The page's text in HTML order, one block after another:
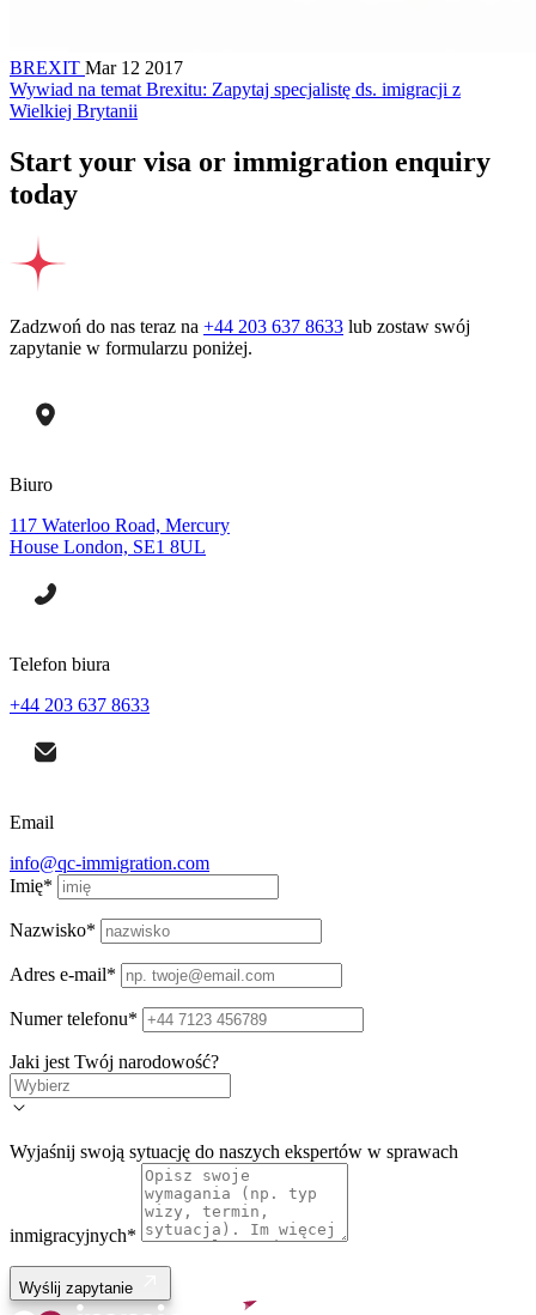
BREXIT Mar 12 2017
Wywiad na temat Brexitu: Zapytaj specjalistę ds. imigracji z
Wielkiej Brytanii
Start your visa or immigration enquiry
today
Zadzwoń do nas teraz na +44 203 637 8633 lub zostaw swój
zapytanie w formularzu poniżej.
Biuro
117 Waterloo Road, Mercury
House London, SE1 8UL
Telefon biura
+44 203 637 8633
Email
info@qc-immigration.com
Imię*
Nazwisko*
Adres e-mail*
Numer telefonu*
Jaki jest Twój narodowość?
Wyjaśnij swoją sytuację do naszych ekspertów w sprawach
inmigracyjnych*
Wyślij zapytanie